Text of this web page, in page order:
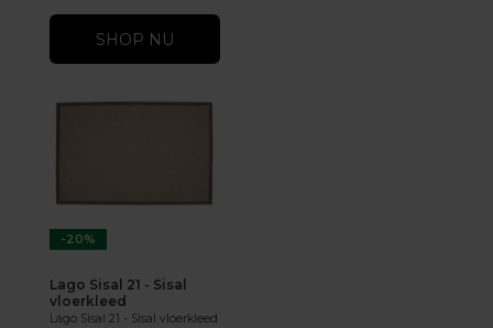
SHOP NU
-20%
Lago Sisal 21 - Sisal
vloerkleed
Lago Sisal 21 - Sisal vloerkleed